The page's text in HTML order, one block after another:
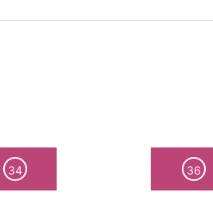
36
34